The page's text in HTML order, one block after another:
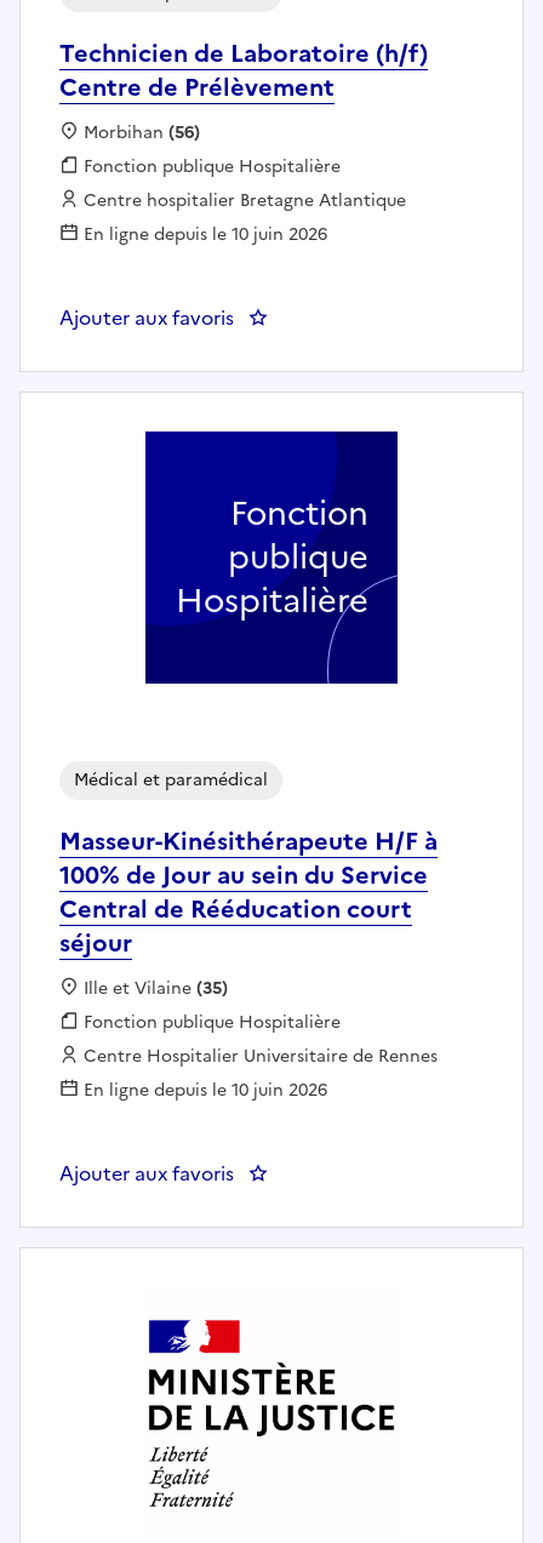
Technicien de Laboratoire (h/f)
Centre de Prélèvement
Localisation :
Morbihan (56)
Fonction publique :
Fonction publique Hospitalière
Employeur :
Centre hospitalier Bretagne Atlantique
En ligne depuis le 10 juin 2026
Ajouter aux favoris
Masseur-Kinésithérapeute H/F à
100% de Jour au sein du Service
Central de Rééducation court
séjour
Médical et paramédical
Localisation :
Ille et Vilaine(35)
Fonction publique :
Fonction publique Hospitalière
Employeur :
Centre Hospitalier Universitaire de Rennes
En ligne depuis le 10 juin 2026
Ajouter aux favoris : Masseur-Kinésithérapeute H/
Fonction
publique
Hospitalière